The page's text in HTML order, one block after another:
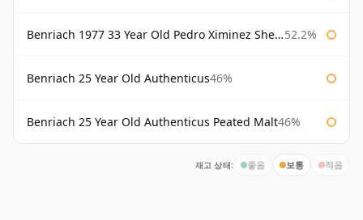
Benriach 1977 33 Year Old Pedro Ximinez Sherry Finish 52.2%
Benriach 25 Year Old Authenticus46%
Benriach 25 Year Old Authenticus Peated Malt46%
재고 상태: 좋음 보통 적음